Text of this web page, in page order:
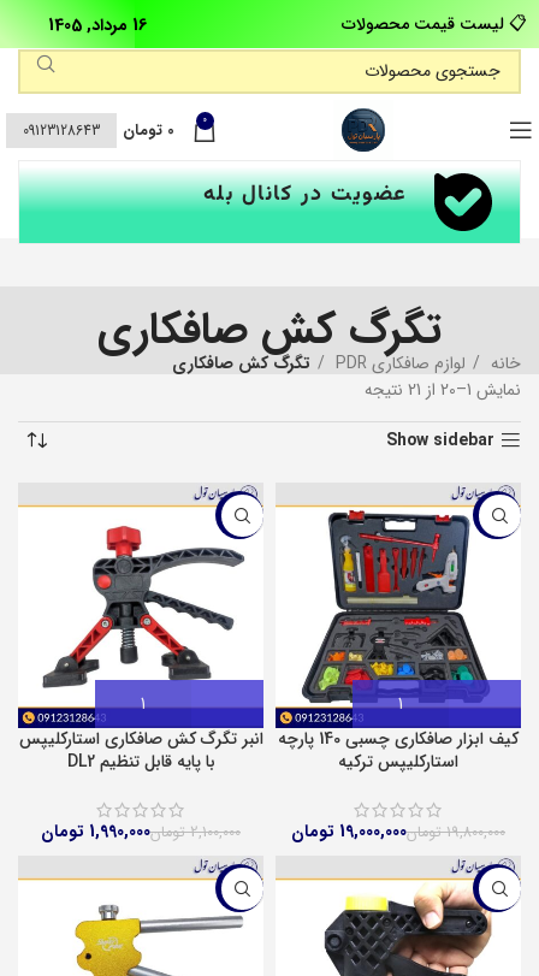
0
0 تومان 09123128643
عضویت در کانال بله
تگرگ کش صافکاری خانه لوازم صافکاری PDR
تگرگ کش صافکاری
نمایش 1–20 از 21 نتیجه
Show sidebar
-4%
کیف ابزار صافکاری چسبی 140 پارچه
استارکلیپس ترکیه
19,800,000 تومان19,000,000 تومان
-5%
انبر تگرگ کش صافکاری استارکلیپس
با پایه قابل تنظیم DL2
2,100,000 تومان1,990,000 تومان
-3%
-5%
📋 لیست قیمت محصولات 16 مرداد, 1405